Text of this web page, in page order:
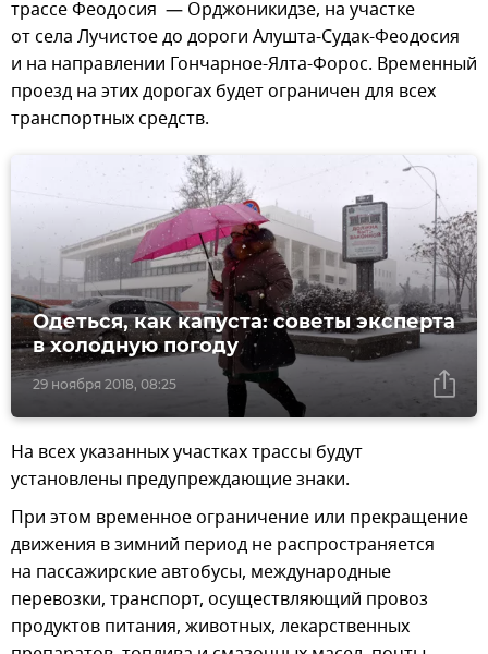
трассе Феодосия — Орджоникидзе, на участке
от села Лучистое до дороги Алушта-Судак-Феодосия
и на направлении Гончарное-Ялта-Форос. Временный
проезд на этих дорогах будет ограничен для всех
транспортных средств.
29 ноября 2018, 08:25
Одеться, как капуста: советы эксперта
в холодную погоду
На всех указанных участках трассы будут
установлены предупреждающие знаки.
При этом временное ограничение или прекращение
движения в зимний период не распространяется
на пассажирские автобусы, международные
перевозки, транспорт, осуществляющий провоз
продуктов питания, животных, лекарственных